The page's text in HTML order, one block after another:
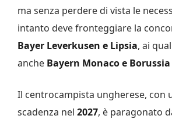
ma senza perdere di vista le
intanto deve fronteggiare la
Bayer Leverkusen e Lipsia, ai
anche Bayern Monaco e
Il centrocampista ungherese, con
scadenza nel 2027, è paragonato